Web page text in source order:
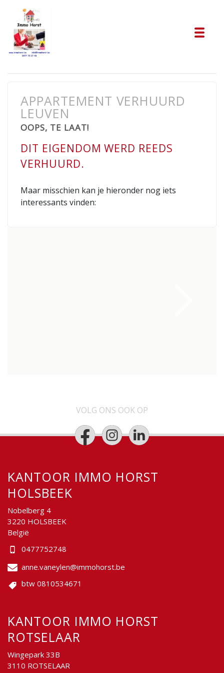
APPARTEMENT VERHUURD
LEUVEN
OOPS, TE LAAT!
DIT EIGENDOM WERD REEDS
VERHUURD.
Maar misschien kan je hieronder nog iets
interessants vinden:
VOLG ONS OOK OP
KANTOOR IMMO HORST
HOLSBEEK
Nobelberg 4
3220 HOLSBEEK
België
0477752748
anne.vaneylen@immohorst.be
btw 0810534671
KANTOOR IMMO HORST
ROTSELAAR
Wingepark 33B
3110 ROTSELAAR